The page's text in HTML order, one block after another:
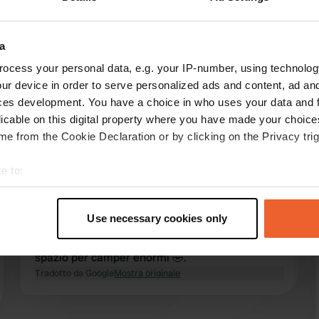
your personal data, e.g. your IP-number, using
device in order to serve personalized ads and content, ad
development. You have a choice in who uses your data and
on this digital property where you have made your
from the Cookie Declaration or by clicking on the Privacy
to:
geographical location which can be accurate to within
personal data is processed and set your preferences in the
content and ads, to provide social media features and to
our site with our social media, advertising and analytics
to them or that they’ve collected from your use of
Use necessary cookies only
Mostra di più
posizione incantevole. Ha tutto il necessario.
Proprietario fantastico. Per fortuna, non c'è
spazio per camper enormi 🤣.
Tradotto da GoogleMostra originale